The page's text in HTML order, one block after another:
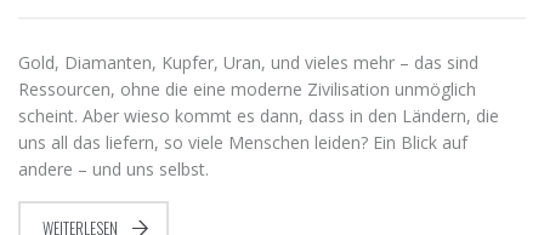
Gold, Diamanten, Kupfer, Uran, und vieles mehr – das sind
Ressourcen, ohne die eine moderne Zivilisation unmöglich
scheint. Aber wieso kommt es dann, dass in den Ländern, die
uns all das liefern, so viele Menschen leiden? Ein Blick auf
andere – und uns selbst.
WEITERLESEN